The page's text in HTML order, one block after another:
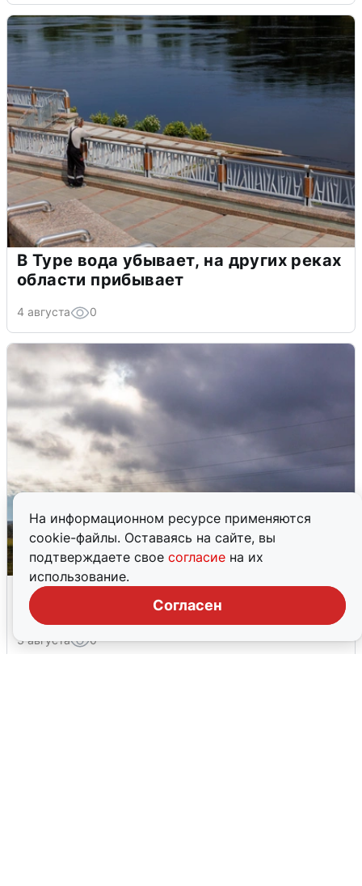
На информационном ресурсе применяются
cookie-файлы. Оставаясь на сайте, вы
подтверждаете свое согласие на их
использование.
Согласен
В Туре вода убывает, на других реках
области прибывает
4 августа 0
Над ХМАО впервые сбили
беспилотники
3 августа 0